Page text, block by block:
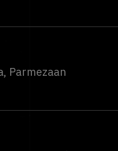
Parmezaan